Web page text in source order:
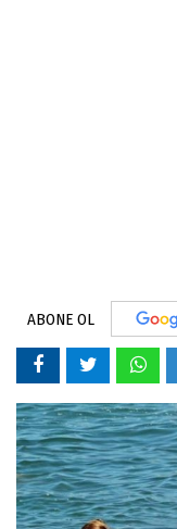
ABONE OL